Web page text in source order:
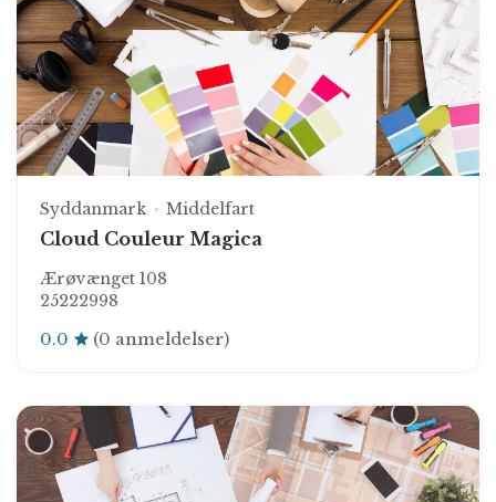
Syddanmark Middelfart
Cloud Couleur Magica
Ærøvænget 108
25222998
0.0 (0 anmeldelser)